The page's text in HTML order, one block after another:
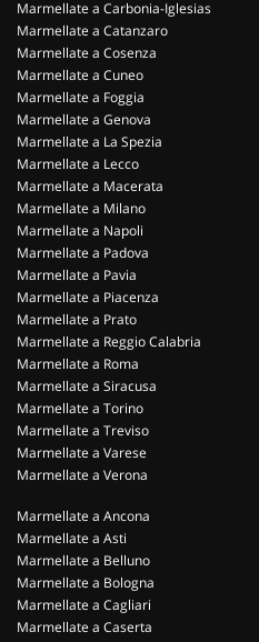
Marmellate a Carbonia-Iglesias
Marmellate a Catanzaro
Marmellate a Cosenza
Marmellate a Cuneo
Marmellate a Foggia
Marmellate a Genova
Marmellate a La Spezia
Marmellate a Lecco
Marmellate a Macerata
Marmellate a Milano
Marmellate a Napoli
Marmellate a Padova
Marmellate a Pavia
Marmellate a Piacenza
Marmellate a Prato
Marmellate a Reggio Calabria
Marmellate a Roma
Marmellate a Siracusa
Marmellate a Torino
Marmellate a Treviso
Marmellate a Varese
Marmellate a Verona
Marmellate a Ancona
Marmellate a Asti
Marmellate a Belluno
Marmellate a Bologna
Marmellate a Cagliari
Marmellate a Caserta